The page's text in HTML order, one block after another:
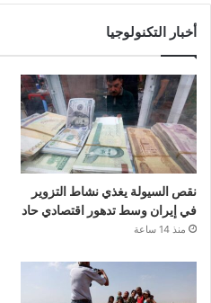
أخبار التكنولوجيا
نقص السيولة يغذي نشاط التزوير
في إيران وسط تدهور اقتصادي حاد
منذ 14 ساعة